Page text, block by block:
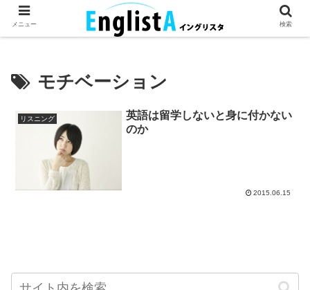
英語が話せるとちょっとハッピー。
モチベーション
リスニング
英語は留学しないと身に付かない
のか
2015.06.15
メニュー 検索